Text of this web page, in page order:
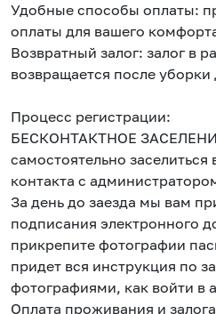
Удобные способы оплаты:
оплаты для вашего
Возвратный залог: залог в
возвращается после уборки
Процесс регистрации:
БЕСКОНТАКТНОЕ
самостоятельно
контакта с
За день до заезда мы вам
подписания электронного
прикрепите фотографии
придет вся инструкция по
фотографиями, как войти в
Оплата проживания и